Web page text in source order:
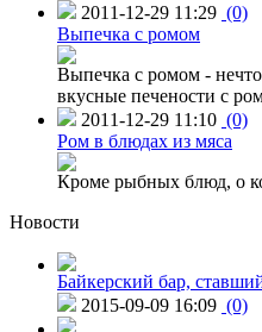
2011-12-29 11:29 (0)
Выпечка с ромом
Выпечка с ромом -
вкусные печености с
2011-12-29 11:10 (0)
Ром в блюдах из мяса
Кроме рыбных блюд, о
Новости
Байкерский бар,
2015-09-09 16:09 (0)